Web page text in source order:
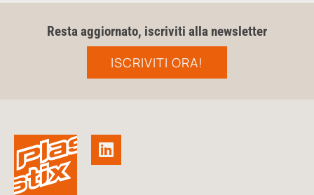
Resta aggiornato, iscriviti alla newsletter
ISCRIVITI ORA!